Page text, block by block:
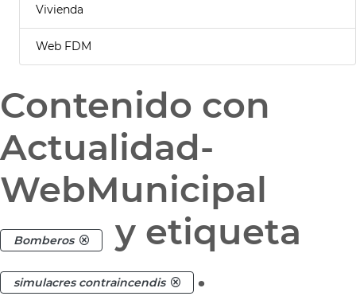
Vivienda
Web FDM
Contenido con
Actualidad-
WebMunicipal
Bomberos y etiqueta
simulacres contraincendis .